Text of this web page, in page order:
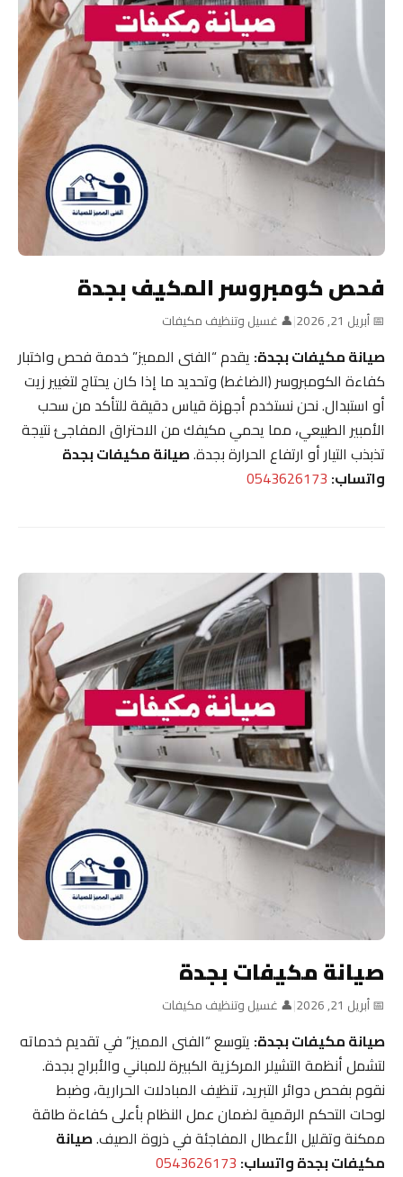
فحص كومبروسر المكيف بجدة
📅 أبريل 21, 2026 |👤 غسيل وتنظيف مكيفات
صيانة مكيفات بجدة: يقدم “الفنى المميز” خدمة فحص واختبار
كفاءة الكومبروسر (الضاغط) وتحديد ما إذا كان يحتاج لتغيير زيت
أو استبدال. نحن نستخدم أجهزة قياس دقيقة للتأكد من سحب
الأمبير الطبيعي، مما يحمي مكيفك من الاحتراق المفاجئ نتيجة
تذبذب التيار أو ارتفاع الحرارة بجدة.صيانة مكيفات بجدة
واتساب: 0543626173
صيانة مكيفات بجدة
📅 أبريل 21, 2026 |👤 غسيل وتنظيف مكيفات
صيانة مكيفات بجدة: يتوسع “الفنى المميز” في تقديم خدماته
لتشمل أنظمة التشيلر المركزية الكبيرة للمباني والأبراج بجدة.
نقوم بفحص دوائر التبريد، تنظيف المبادلات الحرارية، وضبط
لوحات التحكم الرقمية لضمان عمل النظام بأعلى كفاءة طاقة
ممكنة وتقليل الأعطال المفاجئة في ذروة الصيف.صيانة
مكيفات بجدة واتساب: 0543626173